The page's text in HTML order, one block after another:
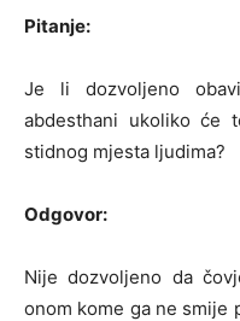
Pitanje:
Je li dozvoljeno
abdesthani ukoliko će
stidnog mjesta ljudima?
Odgovor:
Nije dozvoljeno da
onom kome ga ne smije